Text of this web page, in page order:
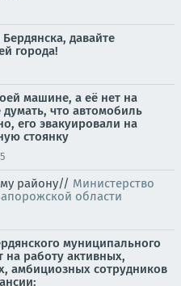
давайте
города!
машине, а её нет на
что автомобиль
его эвакуировали на
стоянку
району// Министерство
области
муниципального
на работу активных,
амбициозных сотрудников